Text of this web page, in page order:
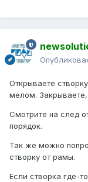
Открываете
мелом. Закрываете,
Смотрите на след
порядок.
Так же можно
створку от рамы.
Если створка где-